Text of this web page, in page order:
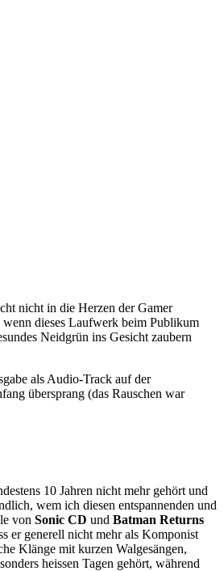
nicht in die Herzen der Gamer
dieses Laufwerk beim Publikum
Neidgrün ins Gesicht zaubern
als Audio-Track auf der
übersprang (das Rauschen war
10 Jahren nicht mehr gehört und
wem ich diesen entspannenden und
von Sonic CD und Batman Returns
er generell nicht mehr als Komponist
Klänge mit kurzen Walgesängen,
heissen Tagen gehört, während